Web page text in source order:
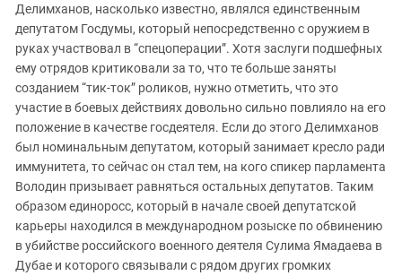
Делимханов, насколько известно, являлся единственным
депутатом Госдумы, который непосредственно с оружием в
руках участвовал в “спецоперации”. Хотя заслуги подшефных
ему отрядов критиковали за то, что те больше заняты
созданием “тик-ток” роликов, нужно отметить, что это
участие в боевых действиях довольно сильно повлияло на его
положение в качестве госдеятеля. Если до этого Делимханов
был номинальным депутатом, который занимает кресло ради
иммунитета, то сейчас он стал тем, на кого спикер парламента
Володин призывает равняться остальных депутатов. Таким
образом единоросс, который в начале своей депутатской
карьеры находился в международном розыске по обвинению
в убийстве российского военного деятеля Сулима Ямадаева в
Дубае и которого связывали с рядом других громких